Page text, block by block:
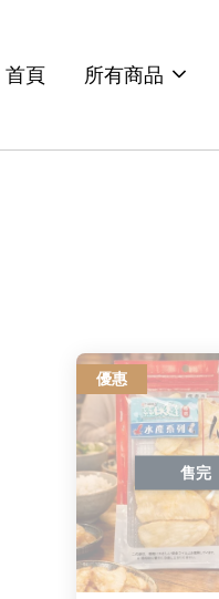
首頁 所有商品
優惠
售完